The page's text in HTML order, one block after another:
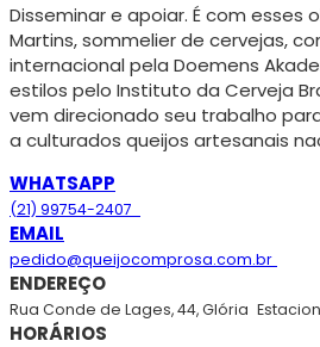
Disseminar e apoiar. É com esses
Martins, sommelier de cervejas,
internacional pela Doemens
estilos pelo Instituto da Cerveja
vem direcionado seu trabalho
a culturados queijos artesanais
WHATSAPP
(21) 99754-2407
EMAIL
pedido@queijocomprosa.com.br
ENDEREÇO
Rua Conde de Lages, 44, Glória
HORÁRIOS